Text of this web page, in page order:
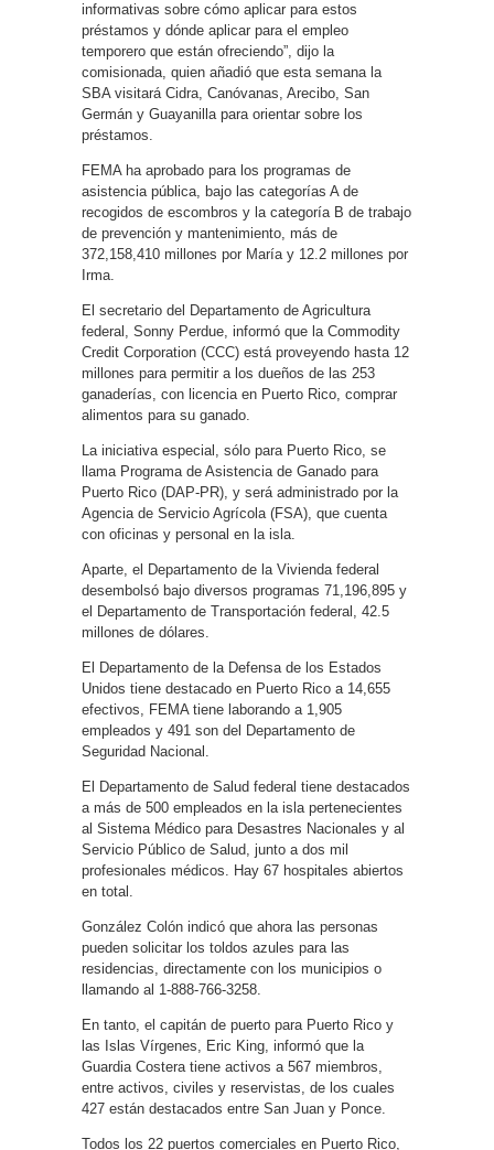
informativas sobre cómo aplicar para estos
préstamos y dónde aplicar para el empleo
temporero que están ofreciendo”, dijo la
comisionada, quien añadió que esta semana la
SBA visitará Cidra, Canóvanas, Arecibo, San
Germán y Guayanilla para orientar sobre los
préstamos.
FEMA ha aprobado para los programas de
asistencia pública, bajo las categorías A de
recogidos de escombros y la categoría B de trabajo
de prevención y mantenimiento, más de
372,158,410 millones por María y 12.2 millones por
Irma.
El secretario del Departamento de Agricultura
federal, Sonny Perdue, informó que la Commodity
Credit Corporation (CCC) está proveyendo hasta 12
millones para permitir a los dueños de las 253
ganaderías, con licencia en Puerto Rico, comprar
alimentos para su ganado.
La iniciativa especial, sólo para Puerto Rico, se
llama Programa de Asistencia de Ganado para
Puerto Rico (DAP-PR), y será administrado por la
Agencia de Servicio Agrícola (FSA), que cuenta
con oficinas y personal en la isla.
Aparte, el Departamento de la Vivienda federal
desembolsó bajo diversos programas 71,196,895 y
el Departamento de Transportación federal, 42.5
millones de dólares.
El Departamento de la Defensa de los Estados
Unidos tiene destacado en Puerto Rico a 14,655
efectivos, FEMA tiene laborando a 1,905
empleados y 491 son del Departamento de
Seguridad Nacional.
El Departamento de Salud federal tiene destacados
a más de 500 empleados en la isla pertenecientes
al Sistema Médico para Desastres Nacionales y al
Servicio Público de Salud, junto a dos mil
profesionales médicos. Hay 67 hospitales abiertos
en total.
González Colón indicó que ahora las personas
pueden solicitar los toldos azules para las
residencias, directamente con los municipios o
llamando al 1-888-766-3258.
En tanto, el capitán de puerto para Puerto Rico y
las Islas Vírgenes, Eric King, informó que la
Guardia Costera tiene activos a 567 miembros,
entre activos, civiles y reservistas, de los cuales
427 están destacados entre San Juan y Ponce.
Todos los 22 puertos comerciales en Puerto Rico,